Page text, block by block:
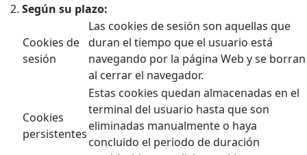
Según su plazo:
Cookies de
sesión
Las cookies de sesión son aquellas que
duran el tiempo que el usuario está
navegando por la página Web y se borran
al cerrar el navegador.
Cookies
persistentes
Estas cookies quedan almacenadas en el
terminal del usuario hasta que son
eliminadas manualmente o haya
concluido el periodo de duración